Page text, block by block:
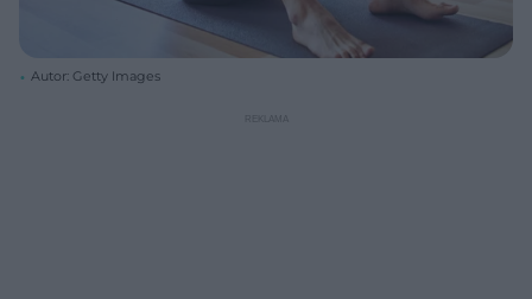
Autor: Getty Images